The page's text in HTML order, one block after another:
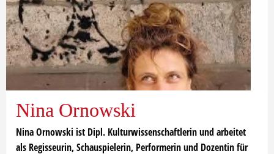
Nina Ornowski
Nina Ornowski ist Dipl. Kulturwissenschaftlerin und arbeitet
als Regisseurin, Schauspielerin, Performerin und Dozentin für